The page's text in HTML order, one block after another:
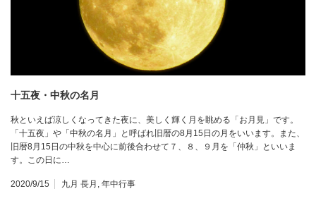
十五夜・中秋の名月
秋といえば涼しくなってきた夜に、美しく輝く月を眺める「お月見」です。
「十五夜」や「中秋の名月」と呼ばれ旧暦の8月15日の月をいいます。また、
旧暦8月15日の中秋を中心に前後合わせて７、８、９月を「仲秋」といいま
す。この日に…
2020/9/15 九月 長月 年中行事